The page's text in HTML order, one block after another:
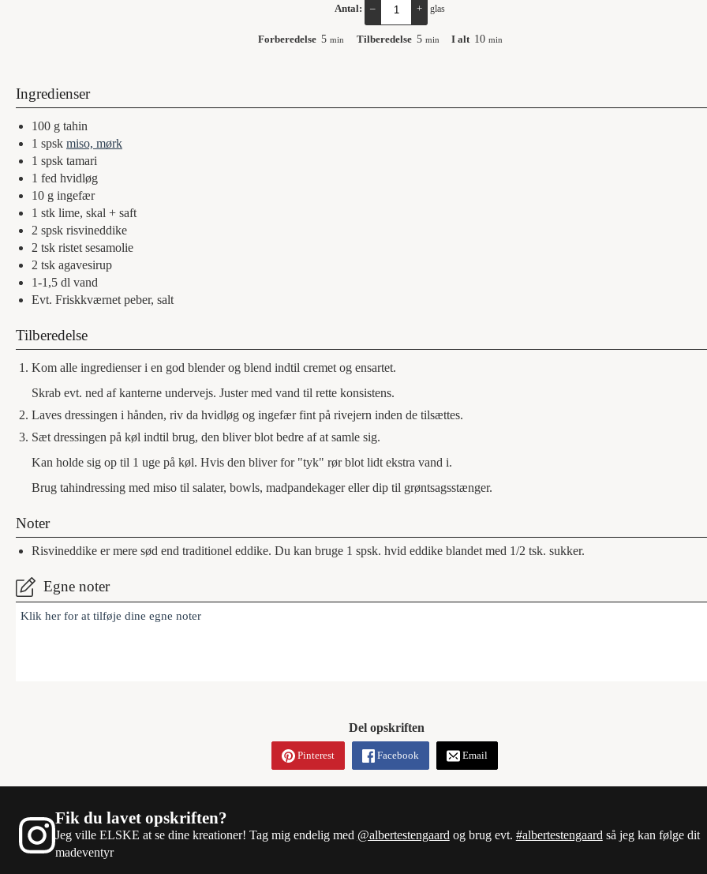
Antal: – + glas
Forberedelse 5 min Tilberedelse 5 min I alt 10 min
Ingredienser
100 g tahin
1 spsk miso, mørk
1 spsk tamari
1 fed hvidløg
10 g ingefær
1 stk lime, skal + saft
2 spsk risvineddike
2 tsk ristet sesamolie
2 tsk agavesirup
1-1,5 dl vand
Evt. Friskkværnet peber, salt
Tilberedelse
Kom alle ingredienser i en god blender og blend indtil cremet og ensartet.
Skrab evt. ned af kanterne undervejs. Juster med vand til rette konsistens.
Laves dressingen i hånden, riv da hvidløg og ingefær fint på rivejern inden de tilsættes.
Sæt dressingen på køl indtil brug, den bliver blot bedre af at samle sig.
Kan holde sig op til 1 uge på køl. Hvis den bliver for "tyk" rør blot lidt ekstra vand i.
Brug tahindressing med miso til salater, bowls, madpandekager eller dip til grøntsagsstænger.
Noter
Risvineddike er mere sød end traditionel eddike. Du kan bruge 1 spsk. hvid eddike blandet med 1/2 tsk. sukker.
Egne noter
Klik her for at tilføje dine egne noter
Del opskriften
Pinterest Facebook Email
Fik du lavet opskriften?
Jeg ville ELSKE at se dine kreationer! Tag mig endelig med @albertestengaard og brug evt. #albertestengaard så jeg kan følge dit
madeventyr